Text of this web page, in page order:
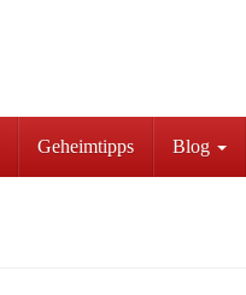
Geheimtipps Blog